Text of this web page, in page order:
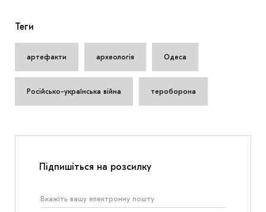
Теги
артефакти археологія Одеса
Російсько-українська війна тероборона
Підпишіться на розсилку